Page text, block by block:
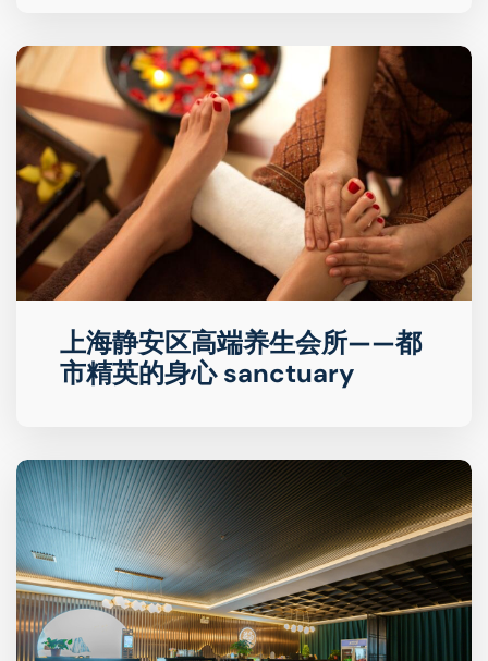
上海静安区高端养生会所——都
市精英的身心 sanctuary